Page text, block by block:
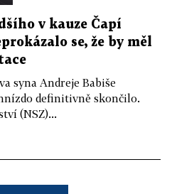
v kauze Čapí
se, že by měl
syna Andreje Babiše
definitivně skončilo.
(NSZ)...